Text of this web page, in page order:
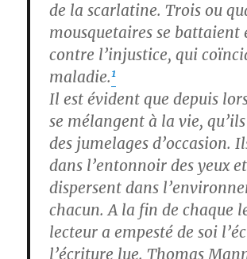
de la scarlatine. Trois ou
mousquetaires se battaient
contre l’injustice, qui
maladie.1
Il est évident que depuis
se mélangent à la vie,
des jumelages d’occasion.
dans l’entonnoir des yeux
dispersent dans
chacun. A la fin de chaque
lecteur a empesté de soi
l’écriture lue. Thomas